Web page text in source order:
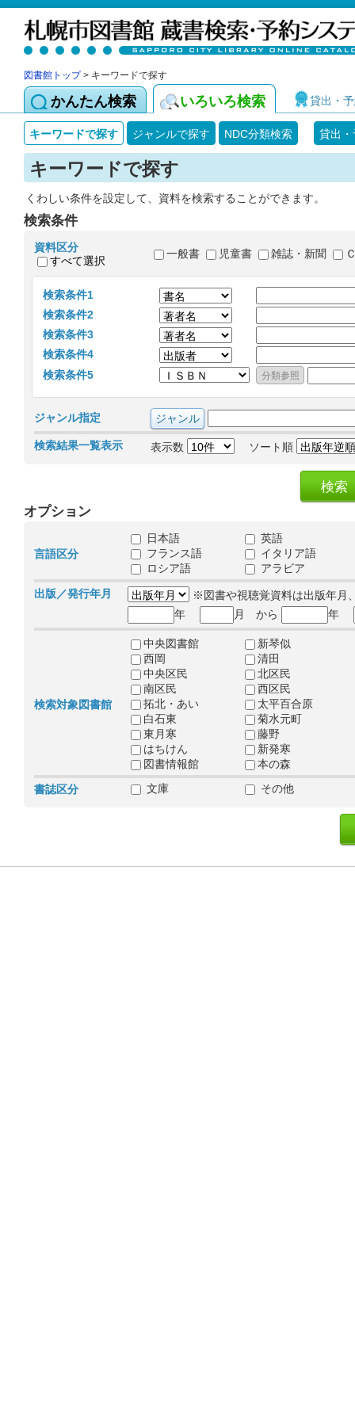
図書館トップ> キーワードで探す
かんたん検索 いろいろ検索 貸出・
キーワードで探す ジャンルで探す NDC分類検索 貸出
キーワードで探す
くわしい条件を設定して、資料を検索することができます。
検索条件
資料区分
すべて選択
一般書 児童書 雑誌・新聞
検索条件1
検索条件2
検索条件3
検索条件4
検索条件5
ジャンル指定
検索結果一覧表示 表示数 ソート順
オプション
言語区分
日本語
英語
フランス語
イタリア語
ロシア語
アラビア
出版／発行年月
※図書や視聴覚資料は出版年月
年
月 から 年
検索対象図書館
中央図書館
新琴似
西岡
清田
中央区民
北区民
南区民
西区民
拓北・あい
太平百合原
白石東
菊水元町
東月寒
藤野
はちけん
新発寒
図書情報館
本の森
書誌区分
文庫 その他